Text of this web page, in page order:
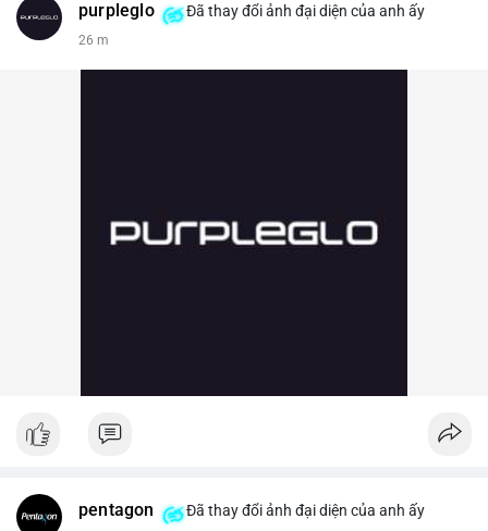
purpleglo Đã thay đổi ảnh đại diện của anh ấy
26 m
pentagon Đã thay đổi ảnh đại diện của anh ấy